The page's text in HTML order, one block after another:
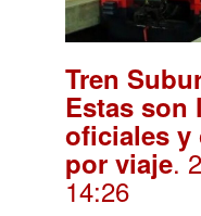
Tren
Estas son
oficiales y
por viaje.
14:26